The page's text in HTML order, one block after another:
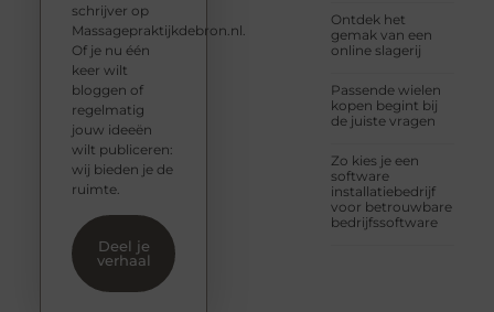
Ontdek het
gemak van een
online slagerij
Passende wielen
kopen begint bij
de juiste vragen
Zo kies je een
software
installatiebedrijf
voor betrouwbare
bedrijfssoftware
schrijver op
Massagepraktijkdebron.nl.
Of je nu één
keer wilt
bloggen of
regelmatig
jouw ideeën
wilt publiceren:
wij bieden je de
ruimte.
Deel je
verhaal